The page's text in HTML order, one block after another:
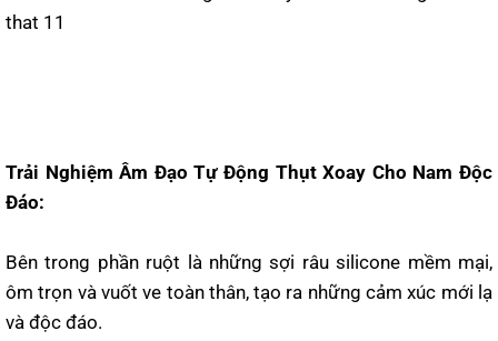
Trải Nghiệm Âm Đạo Tự Động Thụt Xoay Cho Nam Độc
Đáo:
Bên trong phần ruột là những sợi râu silicone mềm mại,
ôm trọn và vuốt ve toàn thân, tạo ra những cảm xúc mới lạ
và độc đáo.